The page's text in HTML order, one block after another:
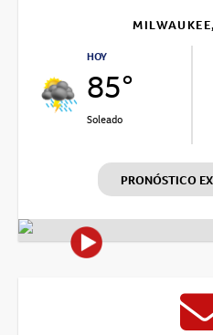
HOY
85°
Soleado
PRONÓSTICO